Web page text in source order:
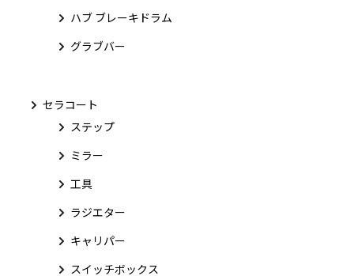
ハブ ブレーキドラム
グラブバー
セラコート
ステップ
ミラー
工具
ラジエター
キャリパー
スイッチボックス